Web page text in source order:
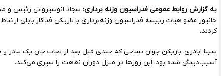
به گزارش روابط عمومی فدراسیون وزنه برداری؛ سجاد انوشیروانی رئیس و
خانپور عضو هیات رییسه فدراسیون وزنه‌برداری با بازیکن فداکار بابلی ارتباط
کردند.
سینا اباذری، بازیکن جوان نساجی که چندی قبل بعد از نجات جان یک مادر و
آسیب‌دیدگی شده بود، این روزها در منزل دوران نقاهت را سپری می‌کند.